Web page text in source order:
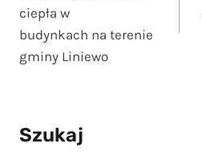
ciepła w
budynkach na terenie
gminy Liniewo
Szukaj